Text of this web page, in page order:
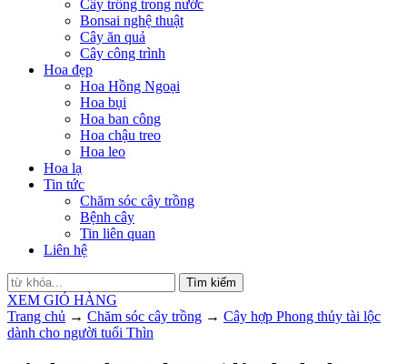
Cây trồng trong nước
Bonsai nghệ thuật
Cây ăn quả
Cây công trình
Hoa đẹp
Hoa Hồng Ngoại
Hoa bụi
Hoa ban công
Hoa chậu treo
Hoa leo
Hoa lạ
Tin tức
Chăm sóc cây trồng
Bệnh cây
Tin liên quan
Liên hệ
Tìm kiếm
XEM GIỎ HÀNG
Trang chủ → Chăm sóc cây trồng → Cây hợp Phong thủy tài lộc
dành cho người tuổi Thìn